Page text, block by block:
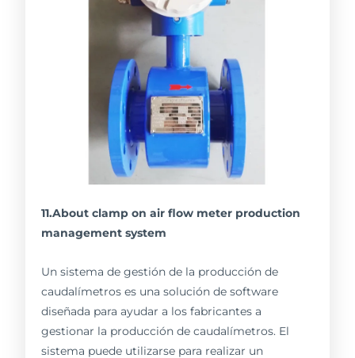
11.About clamp on air flow meter production
management system
Un sistema de gestión de la producción de
caudalímetros es una solución de software
diseñada para ayudar a los fabricantes a
gestionar la producción de caudalímetros. El
sistema puede utilizarse para realizar un